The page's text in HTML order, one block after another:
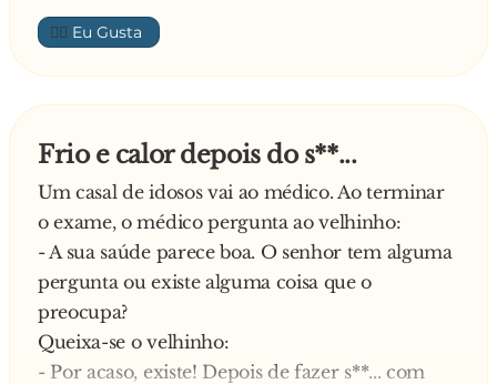
👍🏼
Frio e calor depois do s**...
Um casal de idosos vai ao médico. Ao terminar
o exame, o médico pergunta ao velhinho:
- A sua saúde parece boa. O senhor tem alguma
pergunta ou existe alguma coisa que o
preocupa?
Queixa-se o velhinho:
- Por acaso, existe! Depois de fazer s**... com